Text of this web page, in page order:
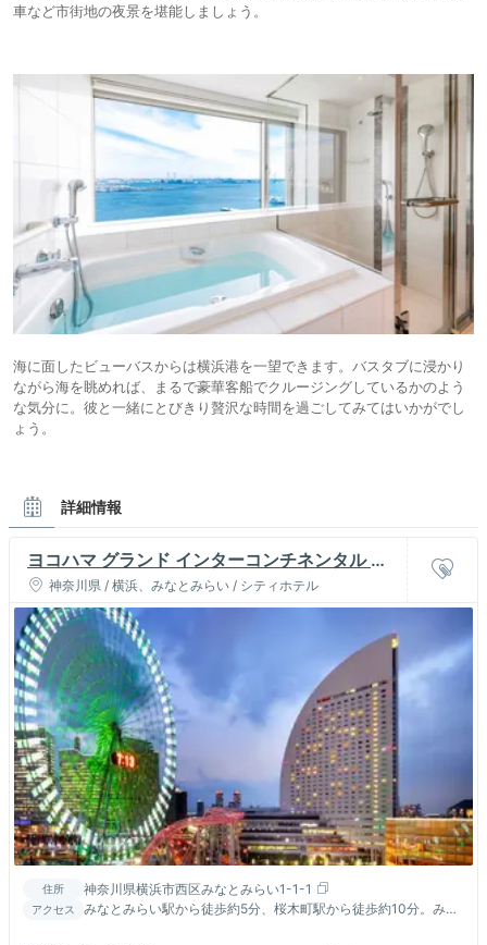
車など市街地の夜景を堪能しましょう。
海に面したビューバスからは横浜港を一望できます。バスタブに浸かり
ながら海を眺めれば、まるで豪華客船でクルージングしているかのよう
な気分に。彼と一緒にとびきり贅沢な時間を過ごしてみてはいかがでし
ょう。
詳細情報
ヨコハマ グランド インターコンチネンタル ホ
テル神奈川県 / 横浜、みなとみらい / シティホテル
住所 神奈川県横浜市西区みなとみらい1-1-1
アクセス
みなとみらい駅から徒歩約5分、桜木町駅から徒歩約10分。みな